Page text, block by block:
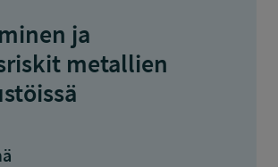
ja
metallien